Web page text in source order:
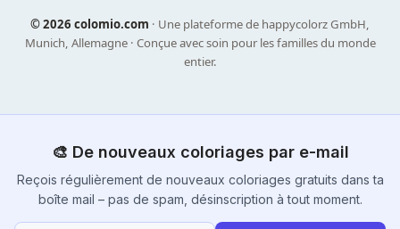
©2026 colomio.com · Une plateforme de happycolorz GmbH,
Munich, Allemagne · Conçue avec soin pour les familles du monde
entier.
🎨 De nouveaux coloriages par e-mail
Reçois régulièrement de nouveaux coloriages gratuits dans ta
boîte mail – pas de spam, désinscription à tout moment.